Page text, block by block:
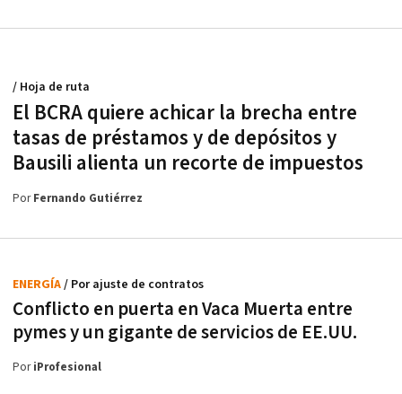
El BCRA quiere achicar la brecha entre
tasas de préstamos y de depósitos y
Bausili alienta un recorte de impuestos
/ Hoja de ruta
PorFernando Gutiérrez
Conflicto en puerta en Vaca Muerta entre
pymes y un gigante de servicios de EE.UU.
ENERGÍA/ Por ajuste de contratos
PoriProfesional